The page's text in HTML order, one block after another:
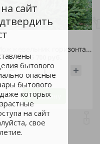
сайт
бытового
опасные
бытового
которых
на сайт
свое
Можжевельник горизонтальный Вилтони С11 1шт
5 700 руб.
шт
В корзину